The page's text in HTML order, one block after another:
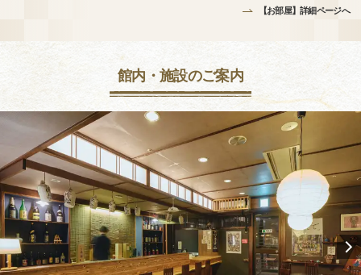
【お部屋】詳細ページへ
館内・施設のご案内